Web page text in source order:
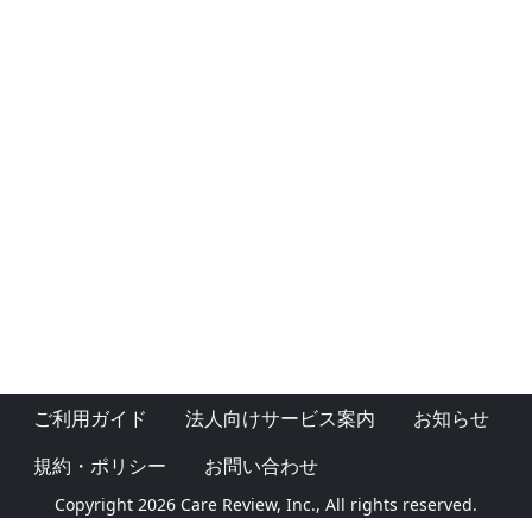
ご利用ガイド 法人向けサービス案内
お知らせ
規約・ポリシー
お問い合わせ
Copyright 2026 Care Review, Inc., All rights reserved.